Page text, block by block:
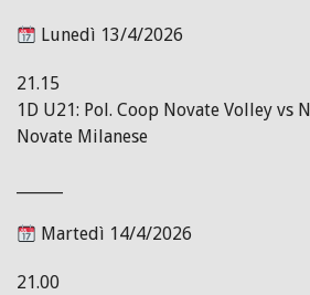
Lunedì 13/4/2026
21.15
1D U21: Pol. Coop Novate Volley vs
Novate Milanese
Martedì 14/4/2026
21.00